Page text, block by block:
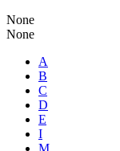
None
None
A
B
C
D
E
I
M